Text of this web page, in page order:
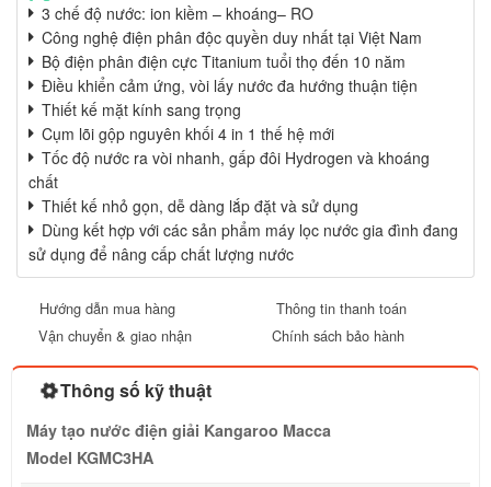
3 chế độ nước: ion kiềm – khoáng– RO
Công nghệ điện phân độc quyền duy nhất tại Việt Nam
Bộ điện phân điện cực Titanium tuổi thọ đến 10 năm
Điều khiển cảm ứng, vòi lấy nước đa hướng thuận tiện
Thiết kế mặt kính sang trọng
Cụm lõi gộp nguyên khối 4 in 1 thế hệ mới
Tốc độ nước ra vòi nhanh, gấp đôi Hydrogen và khoáng
chất
Thiết kế nhỏ gọn, dễ dàng lắp đặt và sử dụng
Dùng kết hợp với các sản phẩm máy lọc nước gia đình đang
sử dụng để nâng cấp chất lượng nước
Hướng dẫn mua hàng
Thông tin thanh toán
Vận chuyển & giao nhận
Chính sách bảo hành
Thông số kỹ thuật
Máy tạo nước điện giải Kangaroo Macca
Model KGMC3HA